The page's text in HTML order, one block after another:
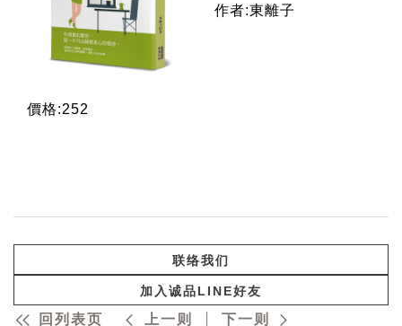
作者:東離子
價格:252
联络我们
加入诚品LINE好友
回列表页 上一则 下一则